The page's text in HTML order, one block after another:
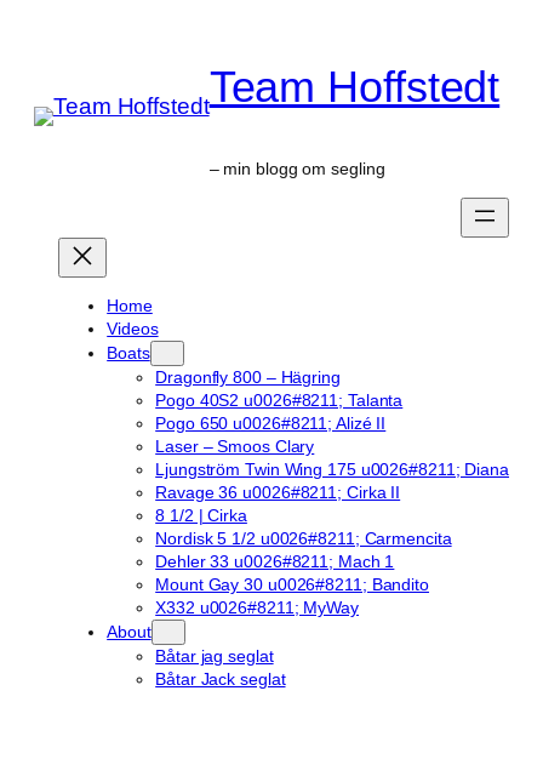
Team Hoffstedt
– min blogg om segling
Home
Videos
Boats
Dragonfly 800 – Hägring
Pogo 40S2 u0026#8211; Talanta
Pogo 650 u0026#8211; Alizé II
Laser – Smoos Clary
Ljungström Twin Wing 175 u0026#8211; Diana
Ravage 36 u0026#8211; Cirka II
8 1/2 | Cirka
Nordisk 5 1/2 u0026#8211; Carmencita
Dehler 33 u0026#8211; Mach 1
Mount Gay 30 u0026#8211; Bandito
X332 u0026#8211; MyWay
About
Båtar jag seglat
Båtar Jack seglat